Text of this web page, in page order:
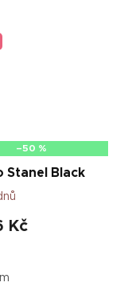
–50 %
Stanel Black
Kč